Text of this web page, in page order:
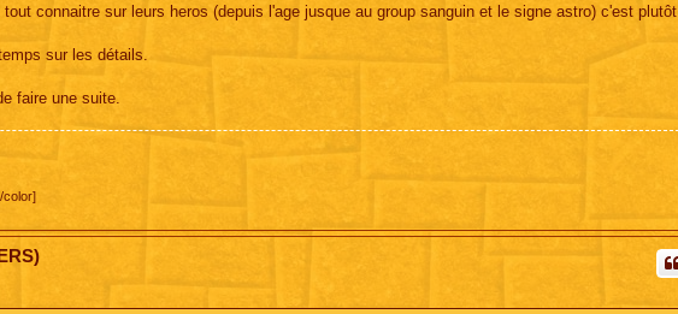
connaitre sur leurs heros (depuis l'age jusque au group sanguin et le signe astro) c'est plutôt
sur les détails.
faire une suite.
color]